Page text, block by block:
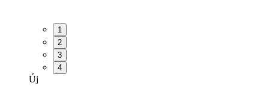
1
2
3
4
Új